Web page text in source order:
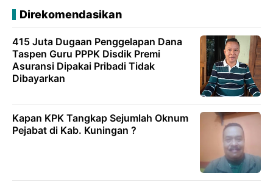
Direkomendasikan
415 Juta Dugaan Penggelapan Dana
Taspen Guru PPPK Disdik Premi
Asuransi Dipakai Pribadi Tidak
Dibayarkan
Kapan KPK Tangkap Sejumlah Oknum
Pejabat di Kab. Kuningan ?